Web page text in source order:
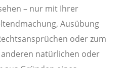
– nur mit Ihrer
Ausübung
oder zum
natürlichen oder